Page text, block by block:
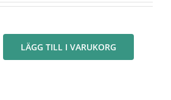
LÄGG TILL I VARUKORG